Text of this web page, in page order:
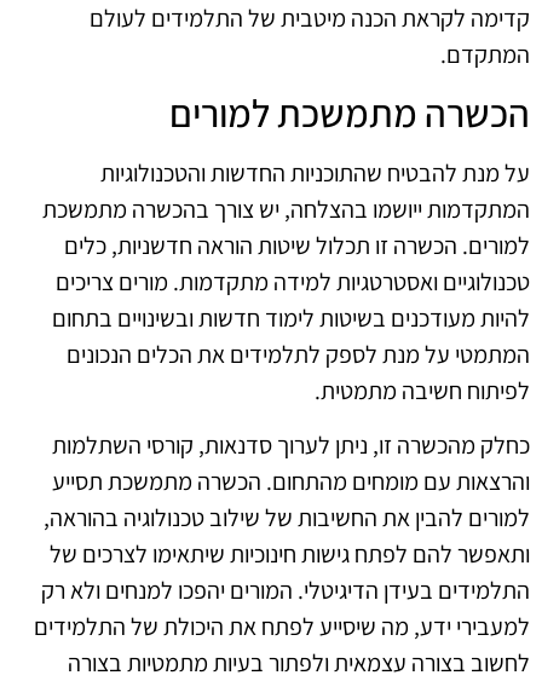
קדימה לקראת הכנה מיטבית של התלמידים לעולם
המתקדם.
הכשרה מתמשכת למורים
על מנת להבטיח שהתוכניות החדשות והטכנולוגיות
המתקדמות ייושמו בהצלחה, יש צורך בהכשרה מתמשכת
למורים. הכשרה זו תכלול שיטות הוראה חדשניות, כלים
טכנולוגיים ואסטרטגיות למידה מתקדמות. מורים צריכים
להיות מעודכנים בשיטות לימוד חדשות ובשינויים בתחום
המתמטי על מנת לספק לתלמידים את הכלים הנכונים
לפיתוח חשיבה מתמטית.
כחלק מהכשרה זו, ניתן לערוך סדנאות, קורסי השתלמות
והרצאות עם מומחים מהתחום. הכשרה מתמשכת תסייע
למורים להבין את החשיבות של שילוב טכנולוגיה בהוראה,
ותאפשר להם לפתח גישות חינוכיות שיתאימו לצרכים של
התלמידים בעידן הדיגיטלי. המורים יהפכו למנחים ולא רק
למעבירי ידע, מה שיסייע לפתח את היכולת של התלמידים
לחשוב בצורה עצמאית ולפתור בעיות מתמטיות בצורה